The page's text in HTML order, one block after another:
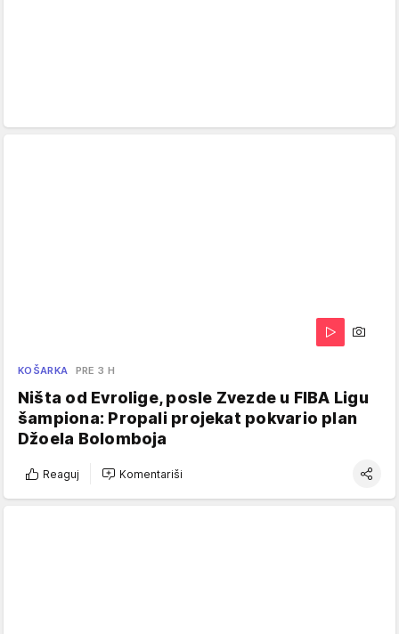
KOŠARKA PRE 3 H
Ništa od Evrolige, posle Zvezde u FIBA Ligu
šampiona: Propali projekat pokvario plan
Džoela Bolomboja
Reaguj Komentariši